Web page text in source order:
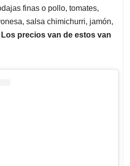
finas o pollo, tomates,
salsa chimichurri, jamón,
Los precios van de estos van